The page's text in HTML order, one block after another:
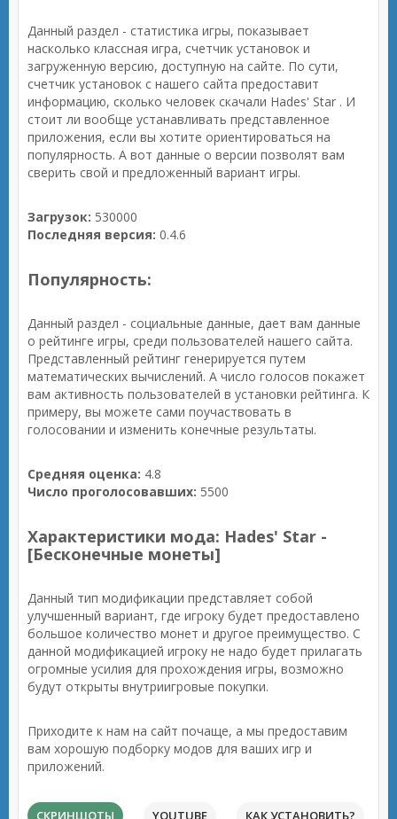
Данный раздел - статистика игры, показывает
насколько классная игра, счетчик установок и
загруженную версию, доступную на сайте. По сути,
счетчик установок с нашего сайта предоставит
информацию, сколько человек скачали Hades' Star . И
стоит ли вообще устанавливать представленное
приложения, если вы хотите ориентироваться на
популярность. А вот данные о версии позволят вам
сверить свой и предложенный вариант игры.
Загрузок: 530000
Последняя версия: 0.4.6
Популярность:
Данный раздел - социальные данные, дает вам данные
о рейтинге игры, среди пользователей нашего сайта.
Представленный рейтинг генерируется путем
математических вычислений. А число голосов покажет
вам активность пользователей в установки рейтинга. К
примеру, вы можете сами поучаствовать в
голосовании и изменить конечные результаты.
Средняя оценка: 4.8
Число проголосовавших: 5500
Характеристики мода: Hades' Star -
[Бесконечные монеты]
Данный тип модификации представляет собой
улучшенный вариант, где игроку будет предоставлено
большое количество монет и другое преимущество. С
данной модификацией игроку не надо будет прилагать
огромные усилия для прохождения игры, возможно
будут открыты внутриигровые покупки.
Приходите к нам на сайт почаще, а мы предоставим
вам хорошую подборку модов для ваших игр и
приложений.
СКРИНШОТЫ YOUTUBE КАК УСТАНОВИТЬ?